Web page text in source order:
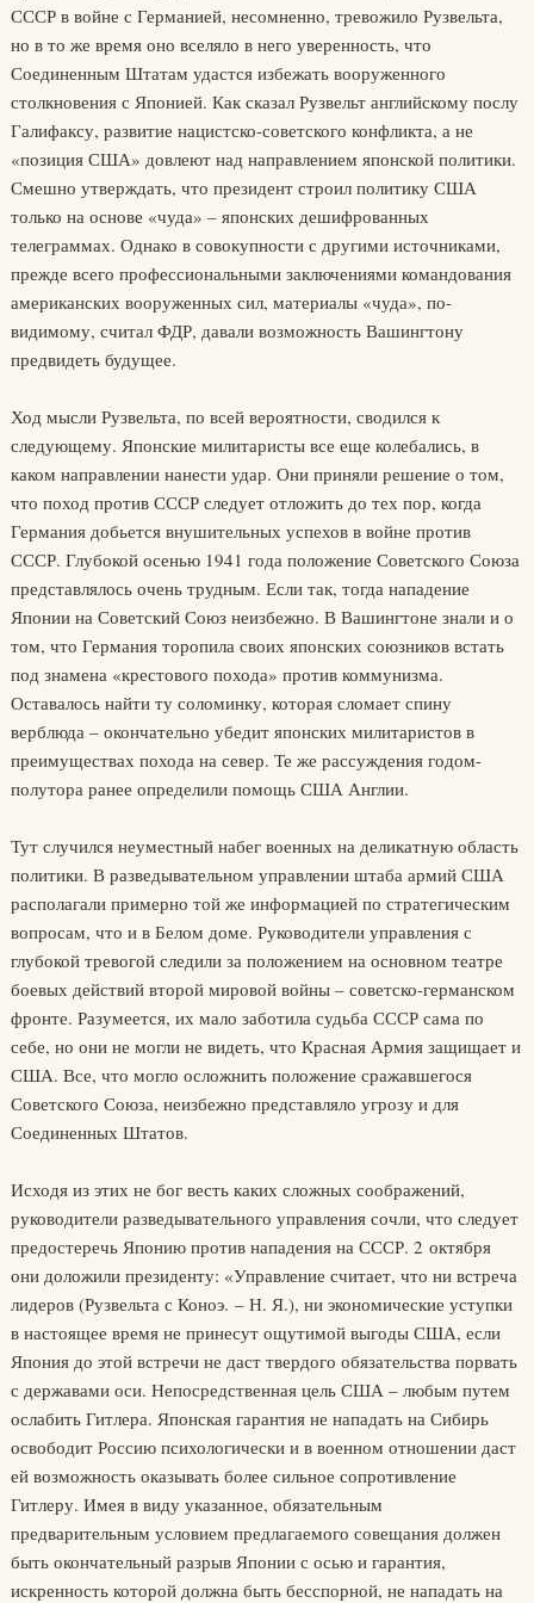
СССР в войне с Германией, несомненно, тревожило Рузвельта,
но в то же время оно вселяло в него уверенность, что
Соединенным Штатам удастся избежать вооруженного
столкновения с Японией. Как сказал Рузвельт английскому послу
Галифаксу, развитие нацистско-советского конфликта, а не
«позиция США» довлеют над направлением японской политики.
Смешно утверждать, что президент строил политику США
только на основе «чуда» – японских дешифрованных
телеграммах. Однако в совокупности с другими источниками,
прежде всего профессиональными заключениями командования
американских вооруженных сил, материалы «чуда», по-
видимому, считал ФДР, давали возможность Вашингтону
предвидеть будущее.
Ход мысли Рузвельта, по всей вероятности, сводился к
следующему. Японские милитаристы все еще колебались, в
каком направлении нанести удар. Они приняли решение о том,
что поход против СССР следует отложить до тех пор, когда
Германия добьется внушительных успехов в войне против
СССР. Глубокой осенью 1941 года положение Советского Союза
представлялось очень трудным. Если так, тогда нападение
Японии на Советский Союз неизбежно. В Вашингтоне знали и о
том, что Германия торопила своих японских союзников встать
под знамена «крестового похода» против коммунизма.
Оставалось найти ту соломинку, которая сломает спину
верблюда – окончательно убедит японских милитаристов в
преимуществах похода на север. Те же рассуждения годом-
полутора ранее определили помощь США Англии.
Тут случился неуместный набег военных на деликатную область
политики. В разведывательном управлении штаба армий США
располагали примерно той же информацией по стратегическим
вопросам, что и в Белом доме. Руководители управления с
глубокой тревогой следили за положением на основном театре
боевых действий второй мировой войны – советско-германском
фронте. Разумеется, их мало заботила судьба СССР сама по
себе, но они не могли не видеть, что Красная Армия защищает и
США. Все, что могло осложнить положение сражавшегося
Советского Союза, неизбежно представляло угрозу и для
Соединенных Штатов.
Исходя из этих не бог весть каких сложных соображений,
руководители разведывательного управления сочли, что следует
предостеречь Японию против нападения на СССР. 2 октября
они доложили президенту: «Управление считает, что ни встреча
лидеров (Рузвельта с Коноэ. – Н. Я.), ни экономические уступки
в настоящее время не принесут ощутимой выгоды США, если
Япония до этой встречи не даст твердого обязательства порвать
с державами оси. Непосредственная цель США – любым путем
ослабить Гитлера. Японская гарантия не нападать на Сибирь
освободит Россию психологически и в военном отношении даст
ей возможность оказывать более сильное сопротивление
Гитлеру. Имея в виду указанное, обязательным
предварительным условием предлагаемого совещания должен
быть окончательный разрыв Японии с осью и гарантия,
искренность которой должна быть бесспорной, не нападать на